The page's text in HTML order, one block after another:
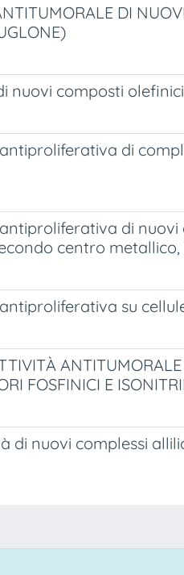
DI
composti
di
di
centro metallico,
su
FOSFINICI E
di nuovi complessi